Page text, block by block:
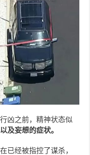
凶之前，精神状态似
及妄想的症状。
已经被指控了谋杀，